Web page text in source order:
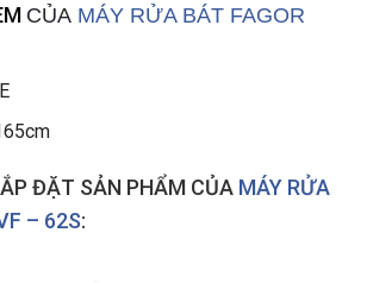
CỦA MÁY RỬA BÁT FAGOR
ĐẶT SẢN PHẨM CỦA MÁY RỬA
– 62S: